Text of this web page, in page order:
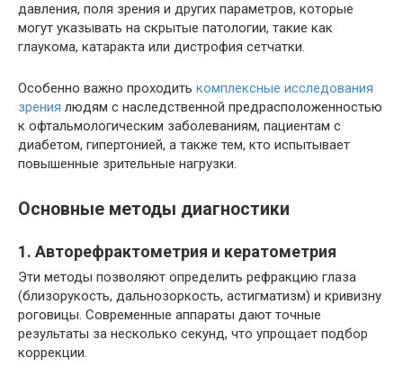
давления, поля зрения и других параметров, которые
могут указывать на скрытые патологии, такие как
глаукома, катаракта или дистрофия сетчатки.
Особенно важно проходить комплексные исследования
зрения людям с наследственной предрасположенностью
к офтальмологическим заболеваниям, пациентам с
диабетом, гипертонией, а также тем, кто испытывает
повышенные зрительные нагрузки.
Основные методы диагностики
1. Авторефрактометрия и кератометрия
Эти методы позволяют определить рефракцию глаза
(близорукость, дальнозоркость, астигматизм) и кривизну
роговицы. Современные аппараты дают точные
результаты за несколько секунд, что упрощает подбор
коррекции.